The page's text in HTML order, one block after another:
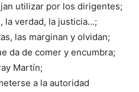
utilizar por los dirigentes;
la verdad, la justicia…;
las marginan y olvidan;
da de comer y encumbra;
Martín;
a la autoridad